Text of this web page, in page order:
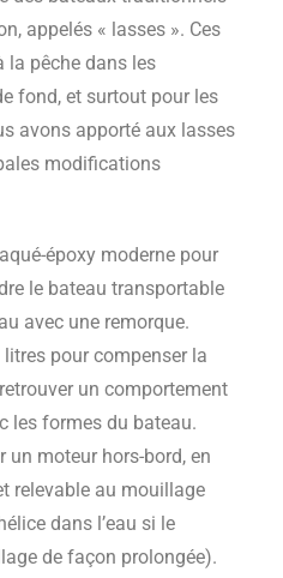
appelés « lasses ». Ces
la pêche dans les
fond, et surtout pour les
avons apporté aux lasses
modifications
époxy moderne pour
le bateau transportable
avec une remorque.
pour compenser la
un comportement
les formes du bateau.
moteur hors-bord, en
relevable au mouillage
dans l’eau si le
de façon prolongée).